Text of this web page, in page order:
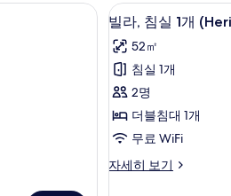
전용 수영장 | 객실 내 금고, 책상, 무료 WiFi,
빌
라,
침
실
1
개
(Heritage)
사
32
빌라, 침실 1개
52㎡
침실 1개
2명
더블침대 1개
무료 WiFi
자세히 보기
빌